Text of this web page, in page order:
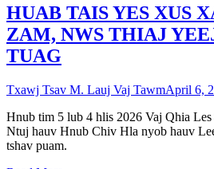
HUAB TAIS YES XUS
ZAM, NWS THIAJ
TUAG
Txawj Tsav M. Lauj Vaj TawmApril 6,
Hnub tim 5 lub 4 hlis 2026 Vaj Qhia
Ntuj hauv Hnub Chiv Hla nyob hauv
tshav puam.